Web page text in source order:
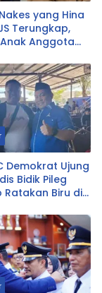
yang Hina
Terungkap,
Anggota
Demokrat Ujung
Bidik Pileg
Ratakan Biru di